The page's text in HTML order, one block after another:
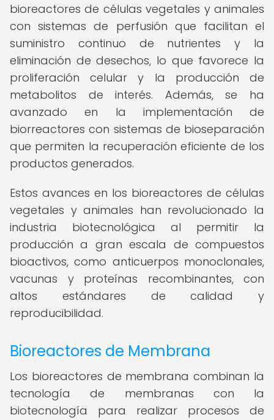
bioreactores de células vegetales y animales
con sistemas de perfusión que facilitan el
suministro continuo de nutrientes y la
eliminación de desechos, lo que favorece la
proliferación celular y la producción de
metabolitos de interés. Además, se ha
avanzado en la implementación de
biorreactores con sistemas de bioseparación
que permiten la recuperación eficiente de los
productos generados.
Estos avances en los bioreactores de células
vegetales y animales han revolucionado la
industria biotecnológica al permitir la
producción a gran escala de compuestos
bioactivos, como anticuerpos monoclonales,
vacunas y proteínas recombinantes, con
altos estándares de calidad y
reproducibilidad.
Bioreactores de Membrana
Los bioreactores de membrana combinan la
tecnología de membranas con la
biotecnología para realizar procesos de